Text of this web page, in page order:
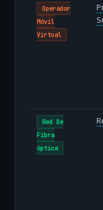
Operador
Móvil
Virtual
Red De
Fibra
óptica